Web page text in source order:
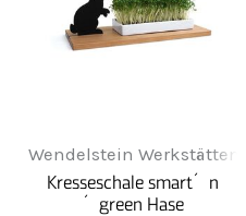
Wendelstein Werkstätten
Kresseschale smart´n
´green Hase